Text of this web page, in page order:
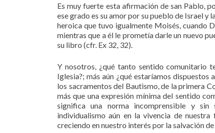
Es muy fuerte esta afirmación de san Pablo,
ese grado es su amor por su pueblo de Israel
heroica que tuvo igualmente Moisés, cuando
mientras que a él le prometía darle un nuevo
su libro (cfr. Ex 32, 32).
Y nosotros, ¿qué tanto sentido comunitario
Iglesia?; más aún ¿qué estaríamos
los sacramentos del Bautismo, de la primera
más que una expresión mínima del sentido
significa una norma incomprensible y sin
individualismo aún en la vivencia de
creciendo en nuestro interés por la salvación